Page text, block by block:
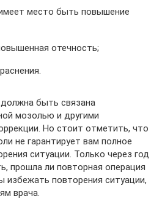
место быть повышение
отечность;
быть связана
мозолью и другими
Но стоит отметить, что
не гарантирует вам полное
ситуации. Только через год
прошла ли повторная операция
избежать повторения ситуации,
врача.